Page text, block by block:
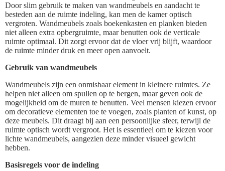
Door slim gebruik te maken van wandmeubels en aandacht te
besteden aan de ruimte indeling, kan men de kamer optisch
vergroten. Wandmeubels zoals boekenkasten en planken bieden
niet alleen extra opbergruimte, maar benutten ook de verticale
ruimte optimaal. Dit zorgt ervoor dat de vloer vrij blijft, waardoor
de ruimte minder druk en meer open aanvoelt.
Gebruik van wandmeubels
Wandmeubels zijn een onmisbaar element in kleinere ruimtes. Ze
helpen niet alleen om spullen op te bergen, maar geven ook de
mogelijkheid om de muren te benutten. Veel mensen kiezen ervoor
om decoratieve elementen toe te voegen, zoals planten of kunst, op
deze meubels. Dit draagt bij aan een persoonlijke sfeer, terwijl de
ruimte optisch wordt vergroot. Het is essentieel om te kiezen voor
lichte wandmeubels, aangezien deze minder visueel gewicht
hebben.
Basisregels voor de indeling